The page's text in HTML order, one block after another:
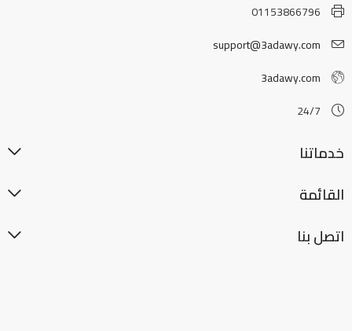
01153866796
support@3adawy.com
3adawy.com
24/7
خدماتنا
القائمة
اتصل بنا